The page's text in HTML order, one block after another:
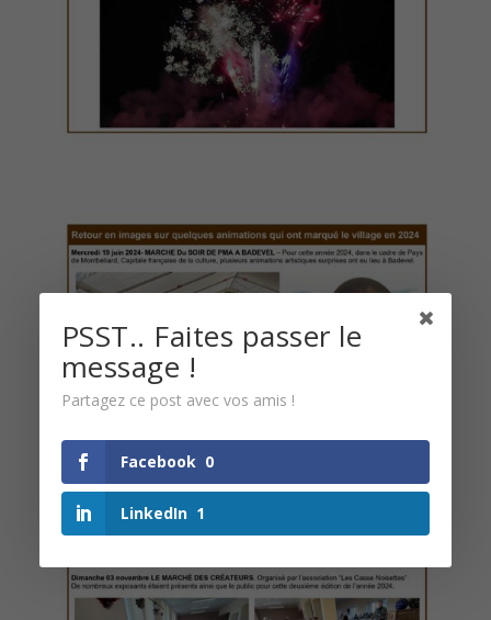
PSST.. Faites passer le
message !
Partagez ce post avec vos amis !
Facebook 0
LinkedIn 1